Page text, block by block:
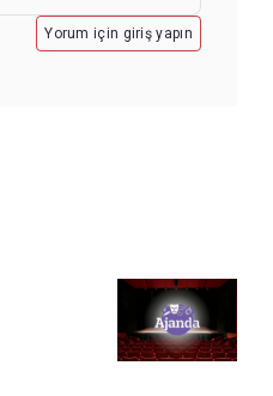
Yorum için giriş yapın